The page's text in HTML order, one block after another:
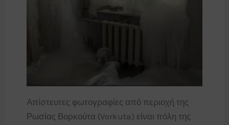
Απίστευτες φωτογραφίες από περιοχή της
Ρωσίας Βορκούτα (Vorkuta) είναι πόλη της